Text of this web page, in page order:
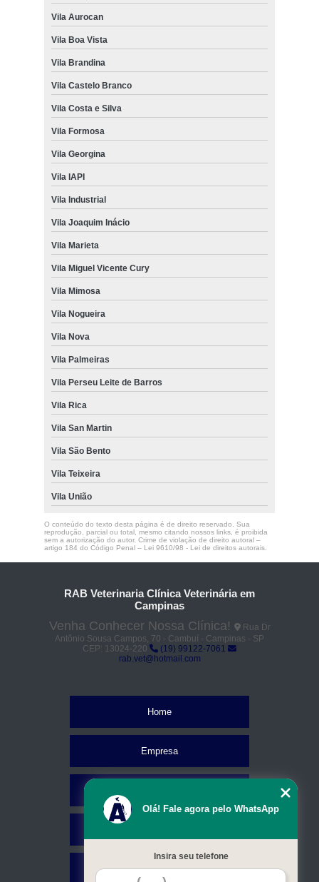
Vila Aurocan
Vila Boa Vista
Vila Brandina
Vila Castelo Branco
Vila Costa e Silva
Vila Formosa
Vila Georgina
Vila IAPI
Vila Industrial
Vila Joaquim Inácio
Vila Marieta
Vila Miguel Vicente Cury
Vila Mimosa
Vila Nogueira
Vila Nova
Vila Palmeiras
Vila Perseu Leite de Barros
Vila Rica
Vila San Martin
Vila São Bento
Vila Teixeira
Vila União
O conteúdo do texto desta página é de direito reservado. Sua
reprodução, parcial ou total, mesmo citando nossos links, é proibida
sem a autorização do autor. Crime de violação de direito autoral –
artigo 184 do Código Penal – Lei 9610/98 - Lei de direitos autorais.
RAB Veterinaria Clínica Veterinária em
Campinas
Venha Conhecer Nossa Clínica!
Rua Dr
Antônio Sousa Campos, 70 - Cambuí - Campinas - SP
CEP: 13024-220
(19) 99122-7061
rab.vet@hotmail.com
Home
Empresa
Contato
Olá! Fale agora pelo WhatsApp
Insira seu telefone